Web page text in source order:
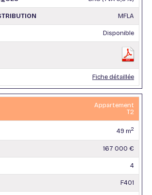
MFLA
Disponible
Fiche détaillée
Appartement
T2
49 m2
167 000 €
4
F401